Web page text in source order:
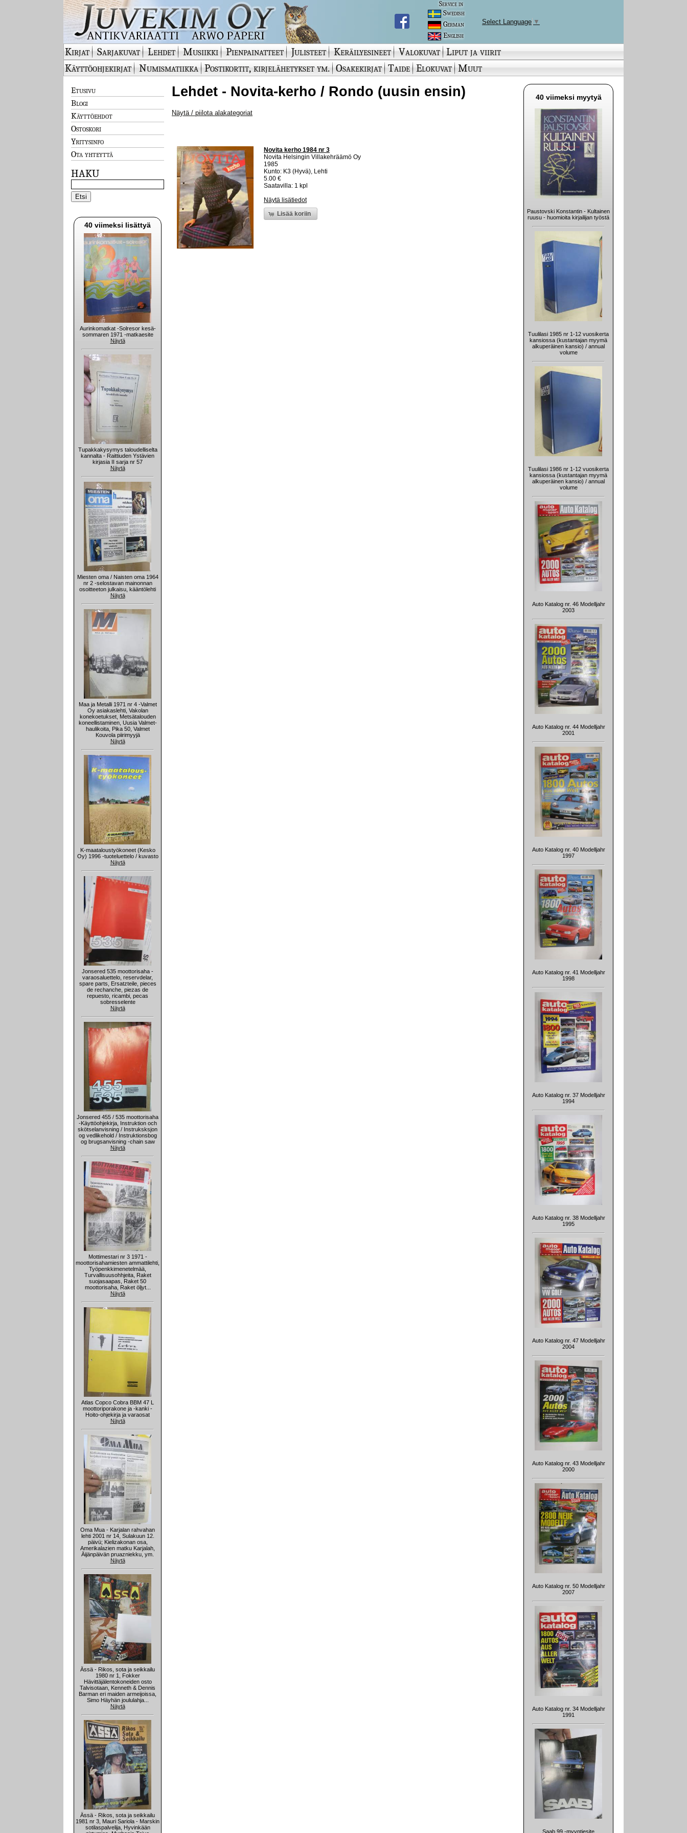
Service in
Swedish
German
English
Select Language ▼
Kirjat Sarjakuvat Lehdet Musiikki Pienpainatteet Julisteet Keräilyesineet Valokuvat Liput ja viirit
Käyttöohjekirjat
Numismatiikka Postikortit, kirjelähetykset ym. Osakekirjat Taide Elokuvat Muut
Etusivu
Blogi
Käyttöehdot
Ostoskori
Yritysinfo
Ota yhteyttä
HAKU
40 viimeksi lisättyä
Aurinkomatkat -Solresor kesä-
sommaren 1971 -matkaesite
Näytä
Tupakkakysymys taloudelliselta
kannalta - Raittiuden Ystävien
kirjasia II sarja nr 57
Näytä
Miesten oma / Naisten oma 1964
nr 2 -selostavan mainonnan
osoitteeton julkaisu, kääntölehti
Näytä
Maa ja Metalli 1971 nr 4 -Valmet
Oy asiakaslehti, Vakolan
konekoetukset, Metsätalouden
koneellistaminen, Uusia Valmet-
haulikoita, Pika 50, Valmet
Kouvola piirimyyjä
Näytä
K-maataloustyökoneet (Kesko
Oy) 1996 -tuoteluettelo / kuvasto
Näytä
Jonsered 535 moottorisaha -
varaosaluettelo, reservdelar,
spare parts, Ersatzteile, pieces
de rechanche, piezas de
repuesto, ricambi, pecas
sobresselente
Näytä
Jonsered 455 / 535 moottorisaha
-Käyttöohjekirja, Instruktion och
skötselanvisning / Instruksksjon
og vedlikehold / Instruktionsbog
og brugsanvisning -chain saw
Näytä
Mottimestari nr 3 1971 -
moottorisahamiesten ammattilehti,
Työpenkkimenetelmää,
Turvallisuusohhjeita, Raket
suojasaapas, Raket 50
moottorisaha, Raket öljyt...
Näytä
Atlas Copco Cobra BBM 47 L
moottoriporakone ja -kanki -
Hoito-ohjekirja ja varaosat
Näytä
Oma Mua - Karjalan rahvahan
lehti 2001 nr 14, Sulakuun 12.
päivü; Kielizakonan osa,
Amerikalazien matku Karjalah,
Äijänpäivän pruazniekku, ym.
Näytä
Ässä - Rikos, sota ja seikkailu
1980 nr 1, Fokker
Hävittäjälentokoneiden osto
Talvisotaan, Kenneth & Dennis
Barman eri maiden armeijoissa,
Simo Häyhän joululahja...
Näytä
Ässä - Rikos, sota ja seikkailu
1981 nr 3, Mauri Sariola - Marskin
sotilaspalvelija, Hyvinkään
Lehdet - Novita-kerho / Rondo (uusin ensin)
Näytä / piilota alakategoriat
Novita kerho 1984 nr 3
Novita Helsingin Villakehräämö Oy
1985
Kunto: K3 (Hyvä), Lehti
5.00 €
Saatavilla: 1 kpl
Näytä lisätiedot
Lisää koriin
40 viimeksi myytyä
Paustovski Konstantin - Kultainen
ruusu - huomioita kirjailijan työstä
Tuulilasi 1985 nr 1-12 vuosikerta
kansiossa (kustantajan myymä
alkuperäinen kansio) / annual
volume
Tuulilasi 1986 nr 1-12 vuosikerta
kansiossa (kustantajan myymä
alkuperäinen kansio) / annual
volume
Auto Katalog nr. 46 Modelljahr
2003
Auto Katalog nr. 44 Modelljahr
2001
Auto Katalog nr. 40 Modelljahr
1997
Auto Katalog nr. 41 Modelljahr
1998
Auto Katalog nr. 37 Modelljahr
1994
Auto Katalog nr. 38 Modelljahr
1995
Auto Katalog nr. 47 Modelljahr
2004
Auto Katalog nr. 43 Modelljahr
2000
Auto Katalog nr. 50 Modelljahr
2007
Auto Katalog nr. 34 Modelljahr
1991
Saab 99 -myyntiesite